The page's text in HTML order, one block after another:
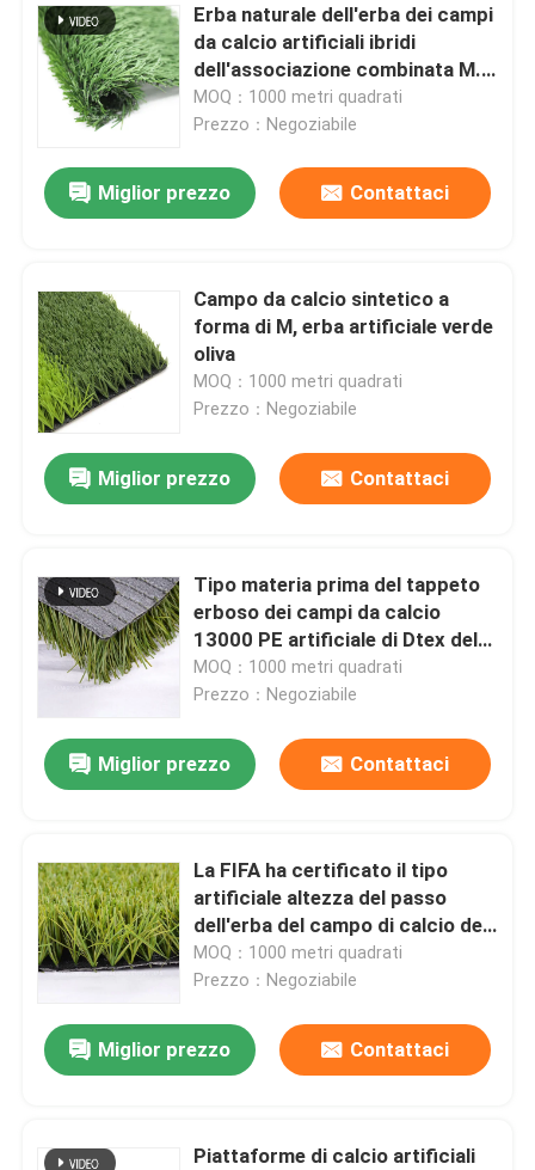
Lasciate un messaggio
Ti richiameremo presto!
Invia
Erba naturale dell'erba dei campi
da calcio artificiali ibridi
dell'associazione combinata M.
Shape
MOQ：1000 metri quadrati
Prezzo：Negoziabile
Miglior prezzo Contattaci
Campo da calcio sintetico a
forma di M, erba artificiale verde
oliva
MOQ：1000 metri quadrati
Prezzo：Negoziabile
Miglior prezzo Contattaci
Tipo materia prima del tappeto
erboso dei campi da calcio
13000 PE artificiale di Dtex del
nuovo
MOQ：1000 metri quadrati
Prezzo：Negoziabile
Miglior prezzo Contattaci
La FIFA ha certificato il tipo
artificiale altezza del passo
dell'erba del campo di calcio del
tappeto erboso di 55mm
MOQ：1000 metri quadrati
Prezzo：Negoziabile
Miglior prezzo Contattaci
Piattaforme di calcio artificiali